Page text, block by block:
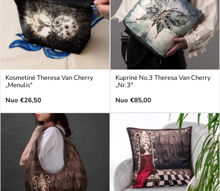
Kosmetinė Theresa Van Cherry
„Menulis"
Įprasta
Nuo €26,50
Kuprinė No.3 Theresa Van Cherry
„Nr.3"
Įprasta
Nuo €85,00